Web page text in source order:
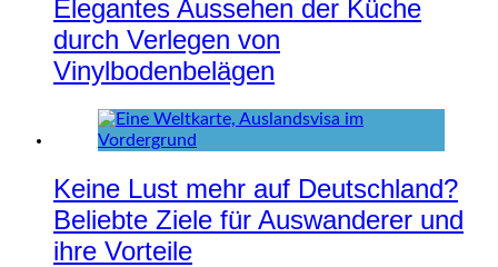
Elegantes Aussehen der Küche
durch Verlegen von
Vinylbodenbelägen
Keine Lust mehr auf Deutschland?
Beliebte Ziele für Auswanderer und
ihre Vorteile